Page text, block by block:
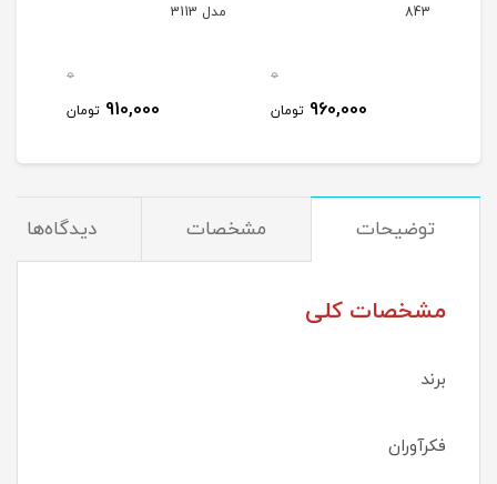
843
0
960,000 تومان
مدل 3113
0
910,000 تومان
توضیحات مشخصات دیدگاه‌ها
مشخصات کلی
برند
فکرآوران